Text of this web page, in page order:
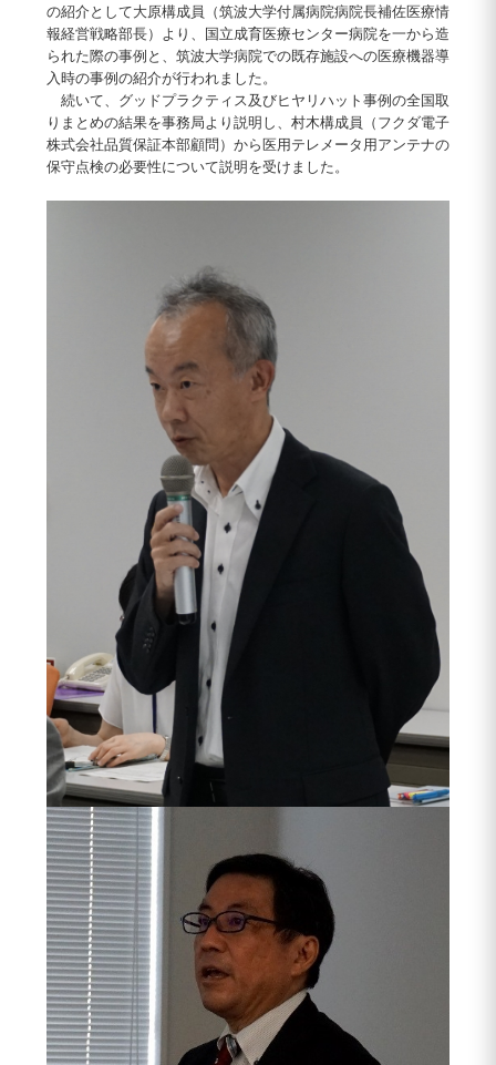
の紹介として大原構成員（筑波大学付属病院病院長補佐医療情
報経営戦略部長）より、国立成育医療センター病院を一から造
られた際の事例と、筑波大学病院での既存施設への医療機器導
入時の事例の紹介が行われました。
続いて、グッドプラクティス及びヒヤリハット事例の全国取
りまとめの結果を事務局より説明し、村木構成員（フクダ電子
株式会社品質保証本部顧問）から医用テレメータ用アンテナの
保守点検の必要性について説明を受けました。